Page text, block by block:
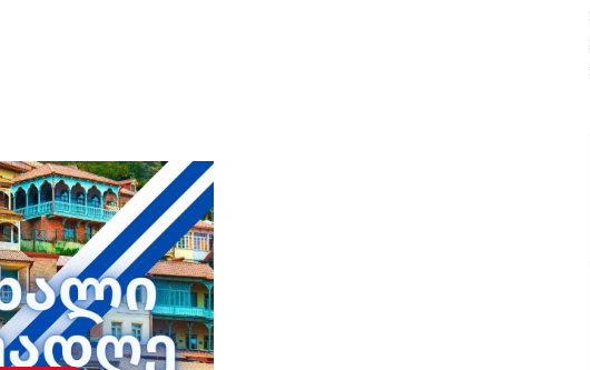
დაწყებული მოკვლევის
შესახებ, სამხედრო
ჰოსპიტალში კომენტარი
არც ამჯერად გააკეთეს